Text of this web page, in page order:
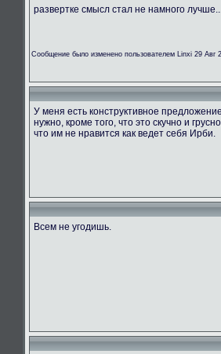
развертке смысл стал не намного
Сообщение было изменено пользователем Linxi 29 Авг
У меня есть конструктивное
нужно, кроме того, что это скучно и
что им не нравится как ведет себя Ирби.
Всем не угодишь.